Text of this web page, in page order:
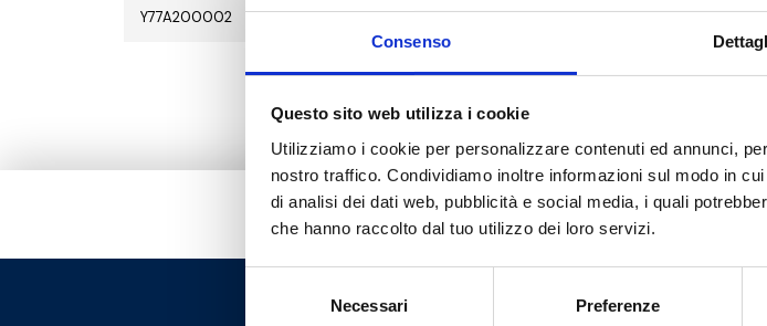
Consenso
Questo sito web utilizza i cookie
Utilizziamo i cookie per personalizzare contenuti ed annunci,
nostro traffico. Condividiamo inoltre informazioni sul modo in
di analisi dei dati web, pubblicità e social media, i quali
che hanno raccolto dal tuo utilizzo dei loro servizi.
Necessari Preferenze
Y77A200002 G 3/4 M - G 3/4 RN 10